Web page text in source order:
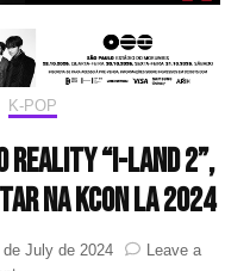
K-POP
“I-LAND 2”,
na KCON LA 2024
de July de 2024
Leave a